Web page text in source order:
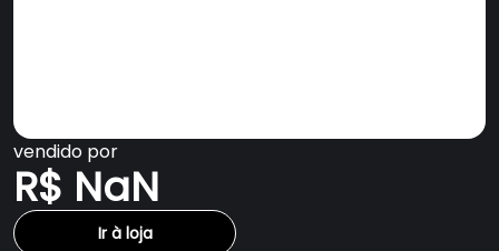
vendido por
R$ NaN
Ir à loja